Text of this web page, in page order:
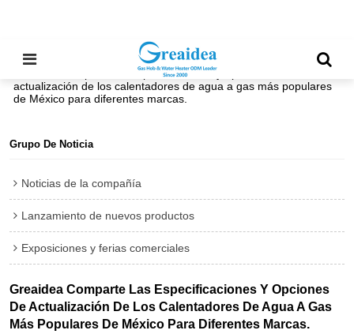
Inicio Noticias de la compañía /
Greaidea comparte las especificaciones y opciones de
actualización de los calentadores de agua a gas más populares
de México para diferentes marcas.
Grupo De Noticia
Noticias de la compañía
Lanzamiento de nuevos productos
Exposiciones y ferias comerciales
Greaidea Comparte Las Especificaciones Y Opciones
De Actualización De Los Calentadores De Agua A Gas
Más Populares De México Para Diferentes Marcas.